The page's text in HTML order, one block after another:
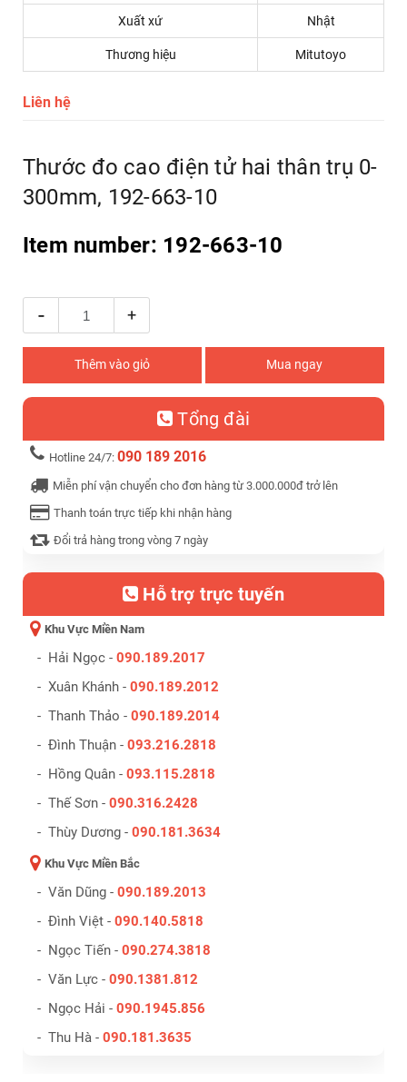
Xuất xứ Nhật
Thương hiệu Mitutoyo
Liên hệ
Thước đo cao điện tử hai thân trụ 0-
300mm, 192-663-10
Item number: 192-663-10
- +
Thêm vào giỏ Mua ngay
Tổng đài
Hotline 24/7: 090 189 2016
Miễn phí vận chuyển cho đơn hàng từ 3.000.000đ trở lên
Thanh toán trực tiếp khi nhận hàng
Đổi trả hàng trong vòng 7 ngày
Hỗ trợ trực tuyến
Khu Vực Miền Nam
- Hải Ngọc - 090.189.2017
- Xuân Khánh - 090.189.2012
- Thanh Thảo - 090.189.2014
- Đình Thuận - 093.216.2818
- Hồng Quân - 093.115.2818
- Thế Sơn - 090.316.2428
- Thùy Dương - 090.181.3634
Khu Vực Miền Bắc
- Văn Dũng - 090.189.2013
- Đình Việt - 090.140.5818
- Ngọc Tiến - 090.274.3818
- Văn Lực - 090.1381.812
- Ngọc Hải - 090.1945.856
- Thu Hà - 090.181.3635